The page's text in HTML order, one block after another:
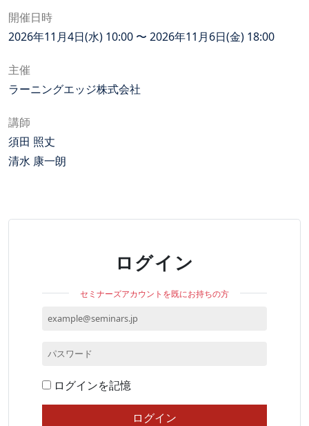
開催日時
2026年11月4日(水) 10:00 〜 2026年11月6日(金) 18:00
主催
ラーニングエッジ株式会社
講師
須田 照丈
清水 康一朗
ログイン
セミナーズアカウントを既にお持ちの方
ログインを記憶